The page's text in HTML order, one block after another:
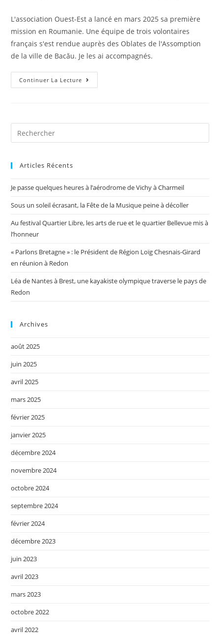
L'association Ouest-Est a lancé en mars 2025 sa première
mission en Roumanie. Une équipe de trois volontaires
français s'est rendue auprès des Oblates de l'Assomption
de la ville de Bacău. Je les ai accompagnés.
Continuer La Lecture
Articles Récents
Je passe quelques heures à l’aérodrome de Vichy à Charmeil
Sous un soleil écrasant, la Fête de la Musique peine à décoller
Au festival Quartier Libre, les arts de rue et le quartier Bellevue mis à
l’honneur
« Parlons Bretagne » : le Président de Région Loïg Chesnais-Girard
en réunion à Redon
Léa de Nantes à Brest, une kayakiste olympique traverse le pays de
Redon
Archives
août 2025
juin 2025
avril 2025
mars 2025
février 2025
janvier 2025
décembre 2024
novembre 2024
octobre 2024
septembre 2024
février 2024
décembre 2023
juin 2023
avril 2023
mars 2023
octobre 2022
avril 2022